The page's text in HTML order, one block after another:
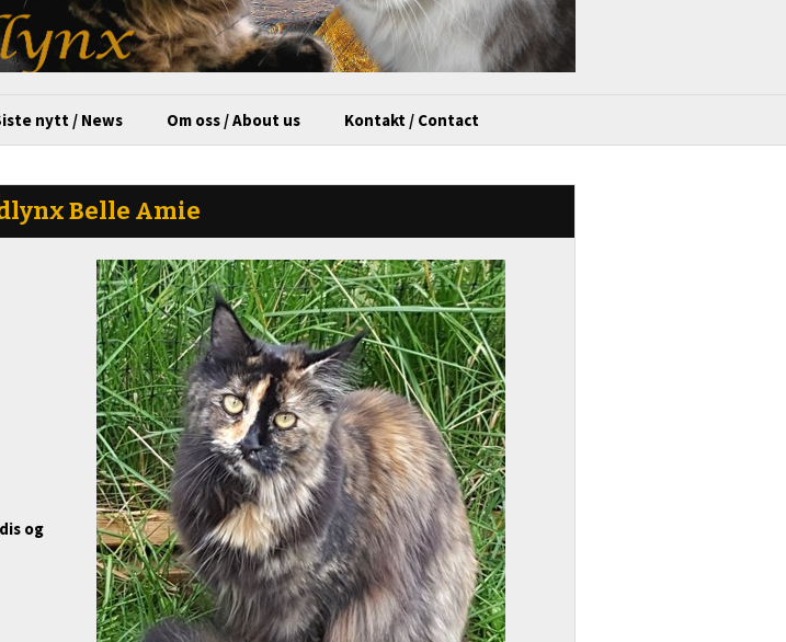
nytt / News Om oss / About us Kontakt / Contact
Belle Amie
og